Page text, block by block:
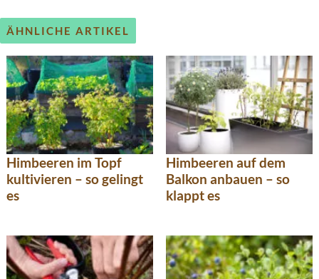
ÄHNLICHE ARTIKEL
Himbeeren im Topf
kultivieren – so gelingt
es
Himbeeren auf dem
Balkon anbauen – so
klappt es